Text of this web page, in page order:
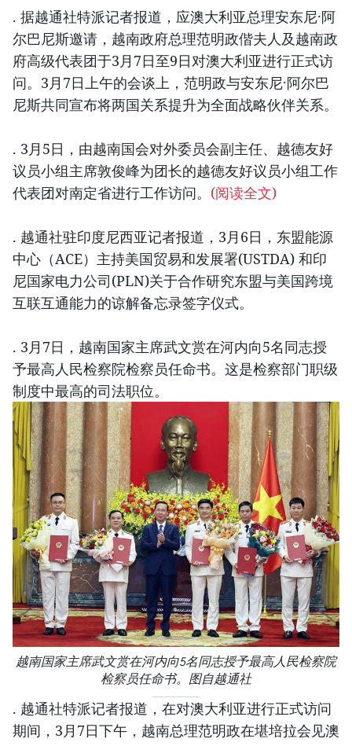
. 据越通社特派记者报道，应澳大利亚总理安东尼·阿
尔巴尼斯邀请，越南政府总理范明政偕夫人及越南政
府高级代表团于3月7日至9日对澳大利亚进行正式访
问。3月7日上午的会谈上，范明政与安东尼·阿尔巴
尼斯共同宣布将两国关系提升为全面战略伙伴关系。
. 3月5日，由越南国会对外委员会副主任、越德友好
议员小组主席敦俊峰为团长的越德友好议员小组工作
代表团对南定省进行工作访问。 (阅读全文)
. 越通社驻印度尼西亚记者报道，3月6日，东盟能源
中心（ACE）主持美国贸易和发展署(USTDA) 和印
尼国家电力公司(PLN)关于合作研究东盟与美国跨境
互联互通能力的谅解备忘录签字仪式。
. 3月7日，越南国家主席武文赏在河内向5名同志授
予最高人民检察院检察员任命书。这是检察部门职级
制度中最高的司法职位。
越南国家主席武文赏在河内向5名同志授予最高人民检察院
检察员任命书。图自越通社
. 越通社特派记者报道，在对澳大利亚进行正式访问
期间，3月7日下午，越南总理范明政在堪培拉会见澳